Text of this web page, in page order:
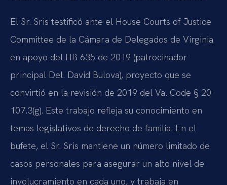
El Sr. Sris testificó ante el House Courts of Justice
Committee de la Cámara de Delegados de Virginia
en apoyo del HB 635 de 2019 (patrocinador
principal Del. David Bulova), proyecto que se
convirtió en la revisión de 2019 del Va. Code § 20-
107.3(g). Este trabajo refleja su conocimiento en
temas legislativos de derecho de familia. En el
bufete, el Sr. Sris mantiene un número limitado de
casos personales para asegurar un alto nivel de
involucramiento en cada uno, y trabaja en